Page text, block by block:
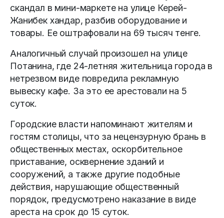
скандал в мини-маркете на улице Керей-
Жанибек хандар, разбив оборудование и
товары. Ее оштрафовали на 69 тысяч тенге.
Аналогичный случай произошел на улице
Потанина, где 24-летняя жительница города в
нетрезвом виде повредила рекламную
вывеску кафе. За это ее арестовали на 5
суток.
Городские власти напоминают жителям и
гостям столицы, что за нецензурную брань в
общественных местах, оскорбительное
приставание, осквернение зданий и
сооружений, а также другие подобные
действия, нарушающие общественный
порядок, предусмотрено наказание в виде
ареста на срок до 15 суток.